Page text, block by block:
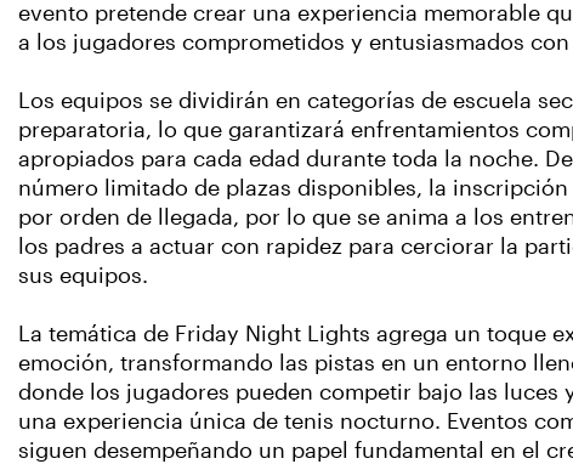
evento pretende crear una experiencia memorable
a los jugadores comprometidos y entusiasmados
Los equipos se dividirán en categorías de escuela
preparatoria, lo que garantizará enfrentamientos
apropiados para cada edad durante toda la noche.
número limitado de plazas disponibles, la inscripción
por orden de llegada, por lo que se anima a los
los padres a actuar con rapidez para cerciorar la
sus equipos.
La temática de Friday Night Lights agrega un toque
emoción, transformando las pistas en un entorno
donde los jugadores pueden competir bajo las luces
una experiencia única de tenis nocturno. Eventos
siguen desempeñando un papel fundamental en el